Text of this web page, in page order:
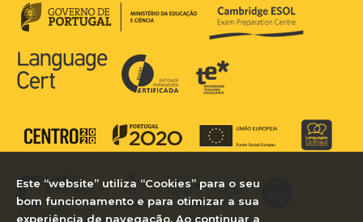
Este “website” utiliza “Cookies” para o seu
bom funcionamento e para otimizar a sua
experiência de navegação. Ao continuar a